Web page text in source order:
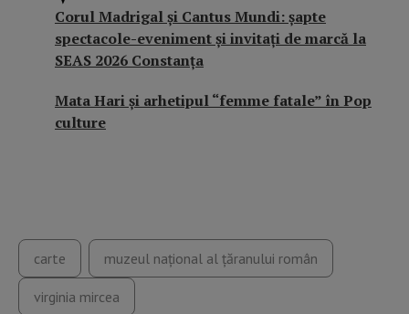
Corul Madrigal și Cantus Mundi: șapte
spectacole-eveniment și invitați de marcă la
SEAS 2026 Constanța
Mata Hari şi arhetipul “femme fatale” în Pop
culture
carte muzeul național al țăranului român
virginia mircea